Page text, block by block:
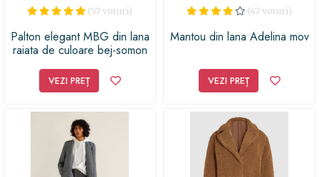
(57 voturi)
Palton elegant MBG din lana
raiata de culoare bej-somon
VEZI PREȚ
(47 voturi)
Mantou din lana Adelina mov
VEZI PREȚ